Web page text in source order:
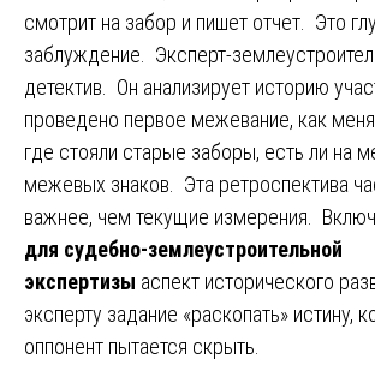
смотрит на забор и пишет отчет. Это
заблуждение. Эксперт-
детектив. Он анализирует историю
проведено первое межевание, как
где стояли старые заборы, есть ли на
межевых знаков. Эта ретроспектива
важнее, чем текущие измерения.
для судебно-землеустроительной
экспертизы аспект исторического
эксперту задание «раскопать» истину,
оппонент пытается скрыть.